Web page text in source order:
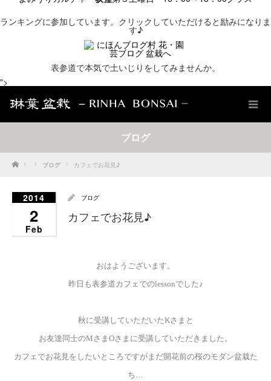
ランキングに参加しています。 クリックしていただけると励みになりま
す♪
表参道で本気で土いじりをしてみませんか。
">
ブログ
Home ブログ カフェでお花見♪
2014
2
Feb
ブログ
カフェでお花見♪
おはようございます。
昨日も表参道カフェでのlessonでした♪
秋に受講していただいたKさまと
お友達同士のMさまOさまに受講していただきました。
カフェでお花見をしたいところですがまだ開花前の桜のモダン盆栽た
ち…